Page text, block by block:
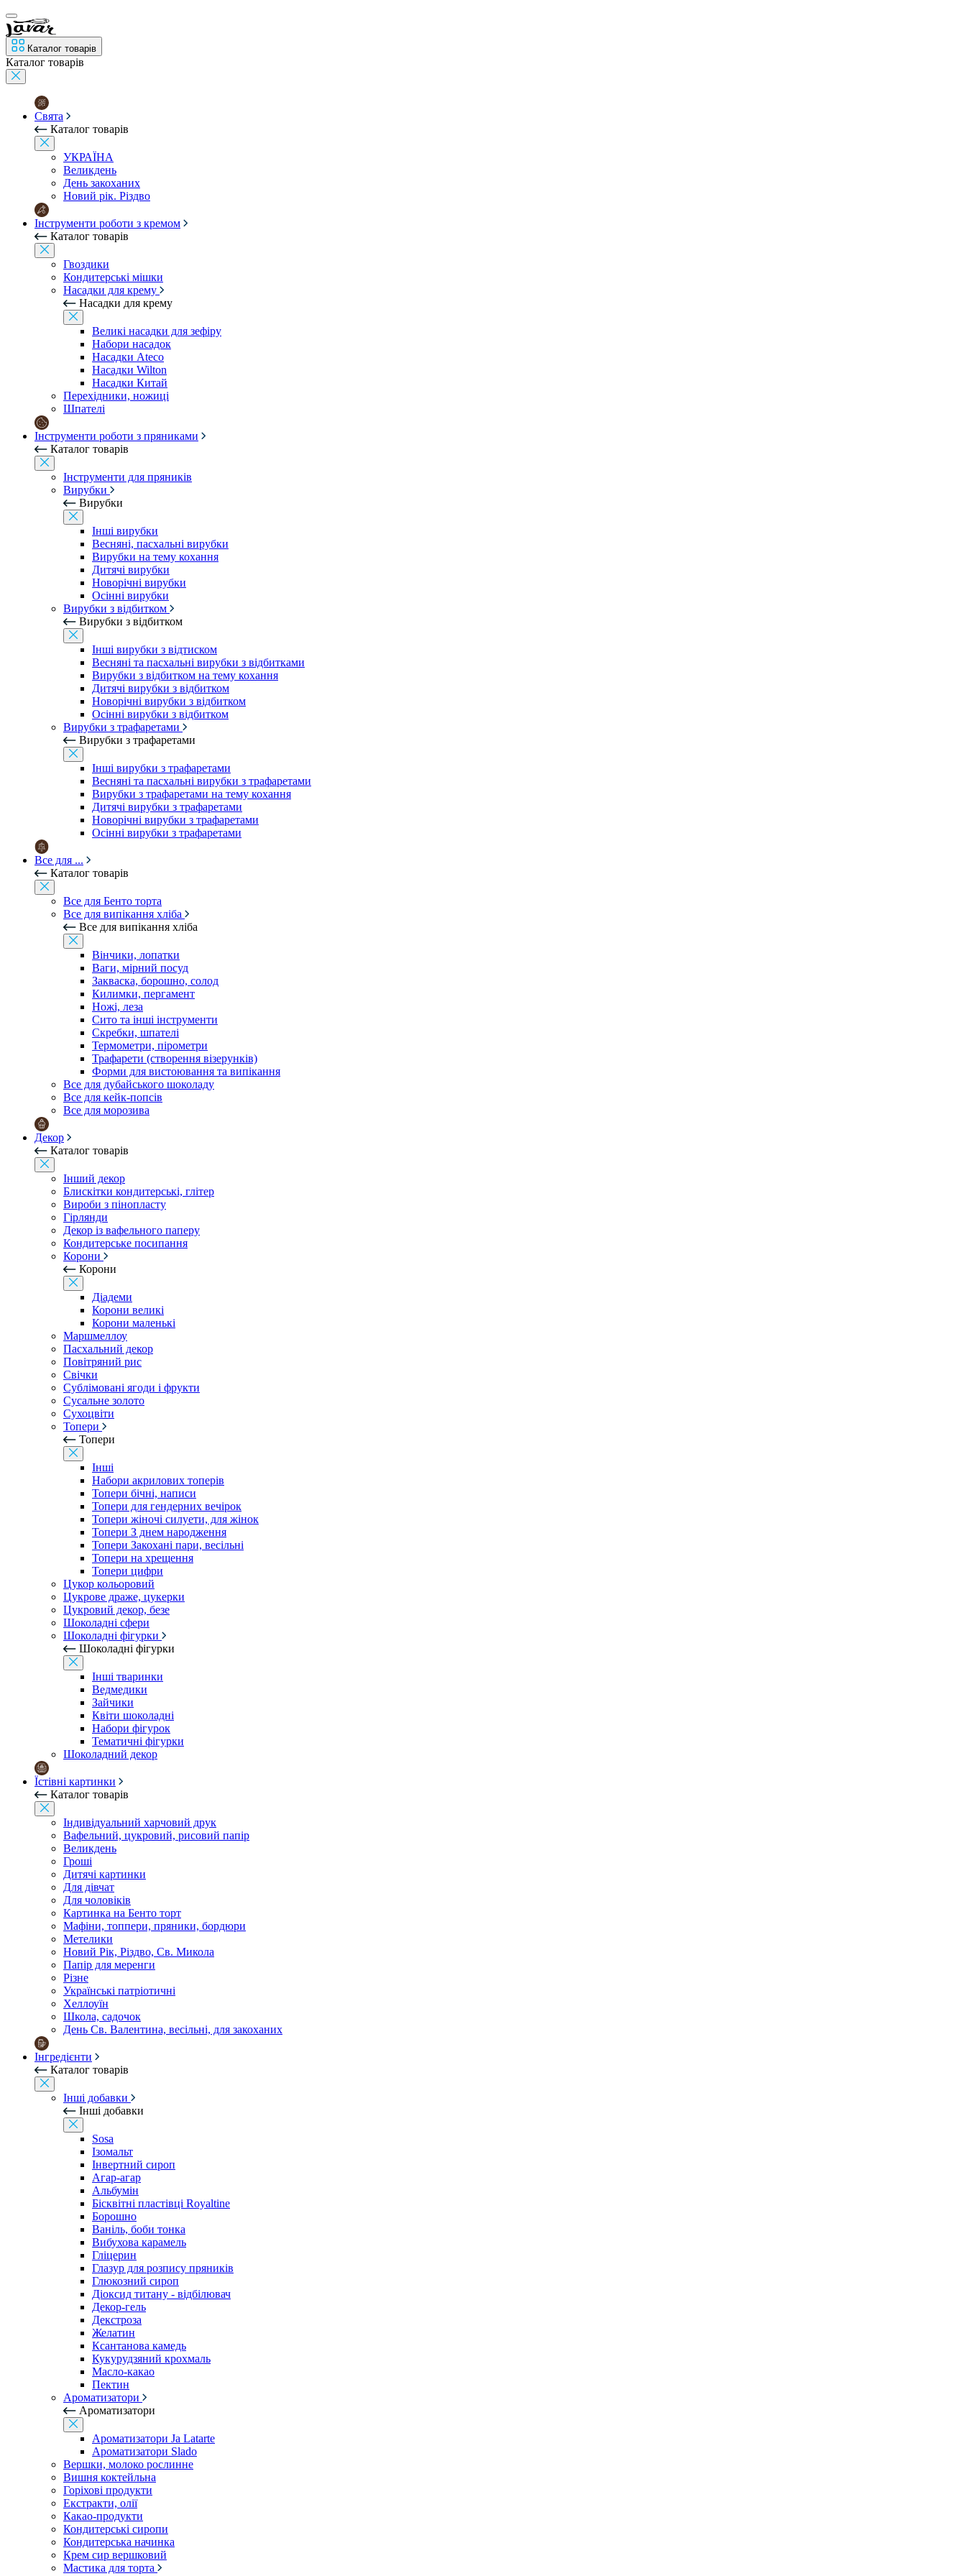
Каталог товарів
Каталог товарів
Свята
Каталог товарів
УКРАЇНА
Великдень
День закоханих
Новий рік. Різдво
Інструменти роботи з кремом
Каталог товарів
Гвоздики
Кондитерські мішки
Насадки для крему
Насадки для крему
Великі насадки для зефіру
Набори насадок
Насадки Ateco
Насадки Wilton
Насадки Китай
Перехідники, ножиці
Шпателі
Інструменти роботи з пряниками
Каталог товарів
Інструменти для пряників
Вирубки
Вирубки
Інші вирубки
Весняні, пасхальні вирубки
Вирубки на тему кохання
Дитячі вирубки
Новорічні вирубки
Осінні вирубки
Вирубки з відбитком
Вирубки з відбитком
Інші вирубки з відтиском
Весняні та пасхальні вирубки з відбитками
Вирубки з відбитком на тему кохання
Дитячі вирубки з відбитком
Новорічні вирубки з відбитком
Осінні вирубки з відбитком
Вирубки з трафаретами
Вирубки з трафаретами
Інші вирубки з трафаретами
Весняні та пасхальні вирубки з трафаретами
Вирубки з трафаретами на тему кохання
Дитячі вирубки з трафаретами
Новорічні вирубки з трафаретами
Осінні вирубки з трафаретами
Все для ...
Каталог товарів
Все для Бенто торта
Все для випікання хліба
Все для випікання хліба
Вінчики, лопатки
Ваги, мірний посуд
Закваска, борошно, солод
Килимки, пергамент
Ножі, леза
Сито та інші інструменти
Скребки, шпателі
Термометри, пірометри
Трафарети (створення візерунків)
Форми для вистоювання та випікання
Все для дубайського шоколаду
Все для кейк-попсів
Все для морозива
Декор
Каталог товарів
Інший декор
Блискітки кондитерські, глітер
Вироби з пінопласту
Гірлянди
Декор із вафельного паперу
Кондитерське посипання
Корони
Корони
Діадеми
Корони великі
Корони маленькі
Маршмеллоу
Пасхальний декор
Повітряний рис
Свічки
Сублімовані ягоди і фрукти
Сусальне золото
Сухоцвіти
Топери
Топери
Інші
Набори акрилових топерів
Топери бічні, написи
Топери для гендерних вечірок
Топери жіночі силуети, для жінок
Топери З днем ​​народження
Топери Закохані пари, весільні
Топери на хрещення
Топери цифри
Цукор кольоровий
Цукрове драже, цукерки
Цукровий декор, безе
Шоколадні сфери
Шоколадні фігурки
Шоколадні фігурки
Інші тваринки
Ведмедики
Зайчики
Квіти шоколадні
Набори фігурок
Тематичні фігурки
Шоколадний декор
Їстівні картинки
Каталог товарів
Індивідуальний харчовий друк
Вафельний, цукровий, рисовий папір
Великдень
Гроші
Дитячі картинки
Для дівчат
Для чоловіків
Картинка на Бенто торт
Мафіни, топпери, пряники, бордюри
Метелики
Новий Рік, Різдво, Св. Микола
Папір для меренги
Різне
Українські патріотичні
Хеллоуїн
Школа, садочок
День Св. Валентина, весільні, для закоханих
Інгредієнти
Каталог товарів
Інші добавки
Інші добавки
Sosa
Ізомальт
Інвертний сироп
Агар-агар
Альбумін
Бісквітні пластівці Royaltine
Борошно
Ваніль, боби тонка
Вибухова карамель
Гліцерин
Глазур для розпису пряників
Глюкозний сироп
Діоксид титану - відбілювач
Декор-гель
Декстроза
Желатин
Ксантанова камедь
Кукурудзяний крохмаль
Масло-какао
Пектин
Ароматизатори
Ароматизатори
Ароматизатори Ja Latarte
Ароматизатори Slado
Вершки, молоко рослинне
Вишня коктейльна
Горіхові продукти
Екстракти, олії
Какао-продукти
Кондитерські сиропи
Кондитерська начинка
Крем сир вершковий
Мастика для торта